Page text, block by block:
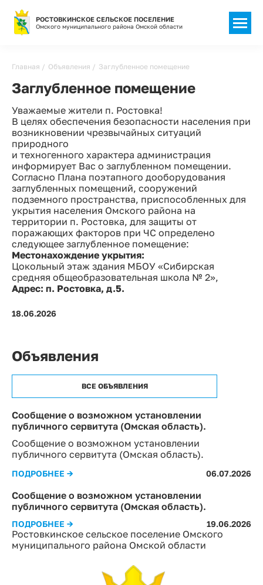
РОСТОВКИНСКОЕ СЕЛЬСКОЕ ПОСЕЛЕНИЕ
Омского муниципального района Омской области
Ростовкинское сельское поселение Омского
муниципального района Омской области
Строка
навигации
Главная Объявления Заглубленное помещение
Заглубленное помещение
Уважаемые жители п. Ростовка!
В целях обеспечения безопасности населения при
возникновении чрезвычайных ситуаций
природного
и техногенного характера администрация
информирует Вас о заглубленном помещении.
Согласно Плана поэтапного дооборудования
заглубленных помещений, сооружений
подземного пространства, приспособленных для
укрытия населения Омского района на
территории п. Ростовка, для защиты от
поражающих факторов при ЧС определено
следующее заглубленное помещение:
Местонахождение укрытия:
Цокольный этаж здания МБОУ «Сибирская
средняя общеобразовательная школа № 2»,
Адрес: п. Ростовка, д.5.
18.06.2026
Объявления
ВСЕ ОБЪЯВЛЕНИЯ
Сообщение о возможном установлении
публичного сервитута (Омская область).
Сообщение о возможном установлении
публичного сервитута (Омская область).
ПОДРОБНЕЕ → 06.07.2026
Сообщение о возможном установлении
публичного сервитута (Омская область).
ПОДРОБНЕЕ → 19.06.2026